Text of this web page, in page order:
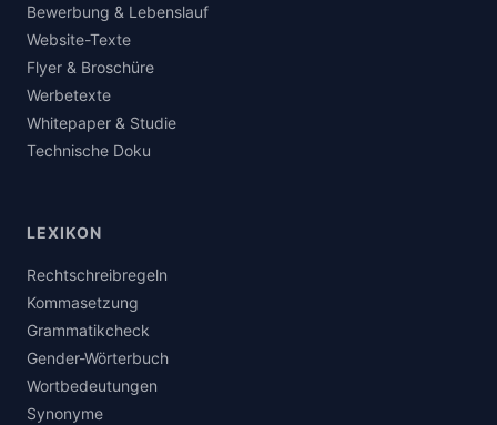
Bewerbung & Lebenslauf
Website-Texte
Flyer & Broschüre
Werbetexte
Whitepaper & Studie
Technische Doku
LEXIKON
Rechtschreibregeln
Kommasetzung
Grammatikcheck
Gender-Wörterbuch
Wortbedeutungen
Synonyme